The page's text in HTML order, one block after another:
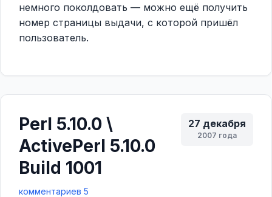
немного поколдовать — можно ещё получить
номер страницы выдачи, с которой пришёл
пользователь.
27 декабря
2007 года
Perl 5.10.0 \
ActivePerl 5.10.0
Build 1001
комментариев 5